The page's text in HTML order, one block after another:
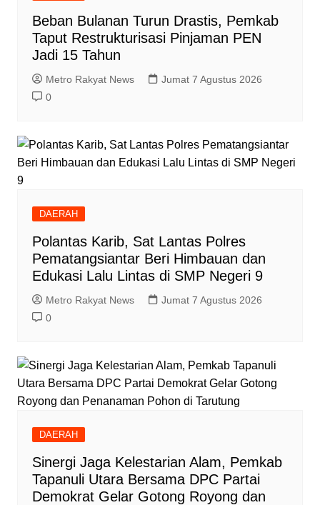
Beban Bulanan Turun Drastis, Pemkab
Taput Restrukturisasi Pinjaman PEN
Jadi 15 Tahun‎
Metro Rakyat News
Jumat 7 Agustus 2026
0
DAERAH
Polantas Karib, Sat Lantas Polres
Pematangsiantar Beri Himbauan dan
Edukasi Lalu Lintas di SMP Negeri 9
Metro Rakyat News
Jumat 7 Agustus 2026
0
DAERAH
‎Sinergi Jaga Kelestarian Alam, Pemkab
Tapanuli Utara Bersama DPC Partai
Demokrat Gelar Gotong Royong dan